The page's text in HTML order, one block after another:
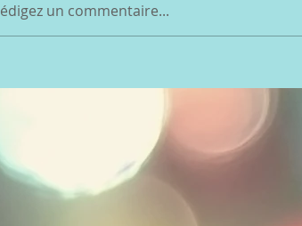
un commentaire...